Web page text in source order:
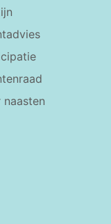
naasten